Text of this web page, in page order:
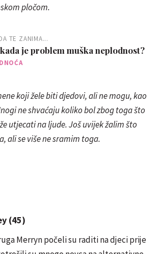
pločom.
TE ZANIMA...
je problem muška neplodnost?
koji žele biti djedovi, ali ne mogu, kao
ne shvaćaju koliko bol zbog toga što
utjecati na ljude. Još uvijek žalim što
ali se više ne sramim toga.
(45)
Merryn počeli su raditi na djeci prije